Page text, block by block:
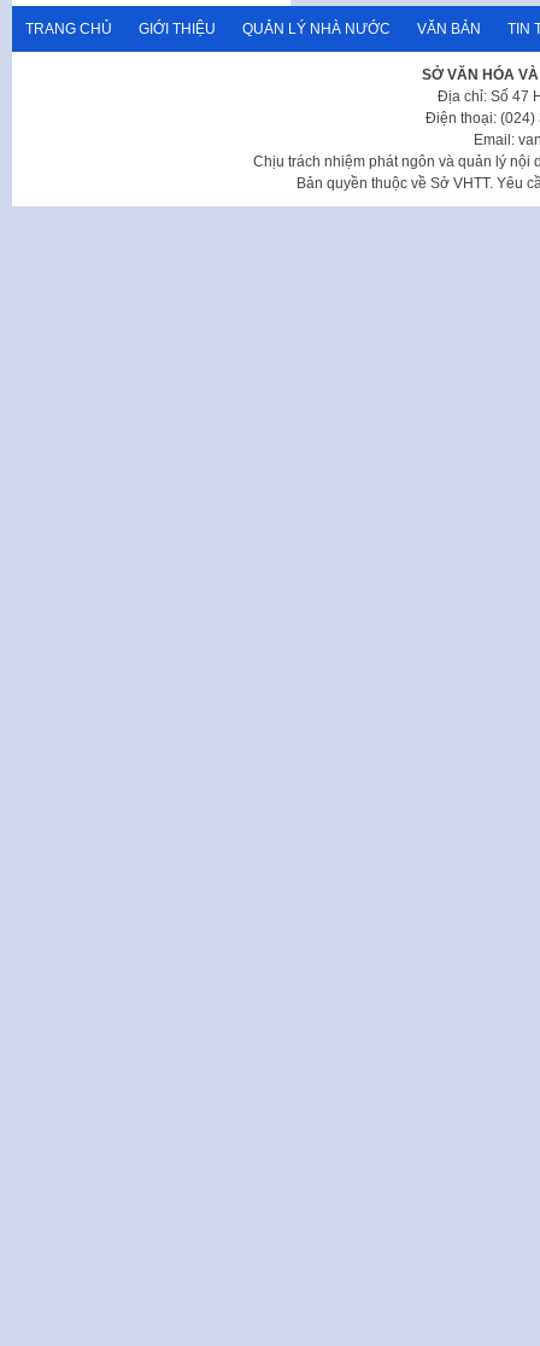
TRANG CHỦ GIỚI THIỆU QUẢN LÝ NHÀ NƯỚC VĂN BẢN TIN
SỞ VĂN HÓA
Địa chỉ: Số 47
Điện thoại: (024)
Email:
Chịu trách nhiệm phát ngôn và quản lý nội
Bản quyền thuộc về Sở VHTT. Yêu